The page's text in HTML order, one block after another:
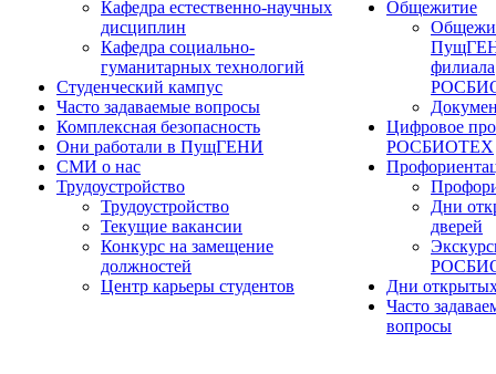
Кафедра естественно-научных
дисциплин
Кафедра социально-
гуманитарных технологий
Студенческий кампус
Часто задаваемые вопросы
Комплексная безопасность
Они работали в ПущГЕНИ
СМИ о нас
Трудоустройство
Трудоустройство
Текущие вакансии
Конкурс на замещение
должностей
Центр карьеры студентов
Общежитие
филиала
Цифровое
РОСБИОТЕХ
Дни
дверей
Дни
Часто
вопросы